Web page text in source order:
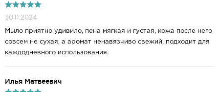
30.11.2024
Мыло приятно удивило, пена мягкая и густая, кожа после него
совсем не сухая, а аромат ненавязчиво свежий, подходит для
каждодневного использования.
Илья Матвеевич